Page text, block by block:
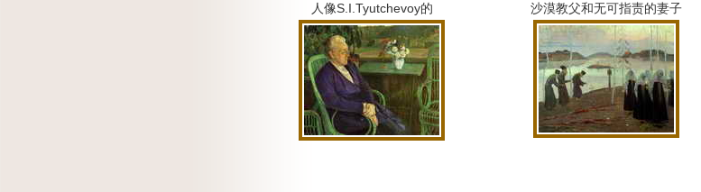
人像S.I.Tyutchevoy的 沙漠教父和无可指责的妻子